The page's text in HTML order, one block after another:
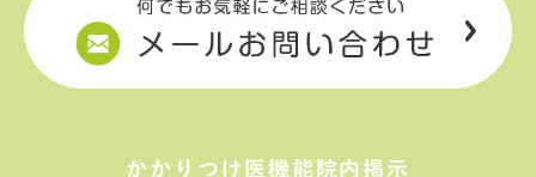
かかりつけ医機能院内掲示